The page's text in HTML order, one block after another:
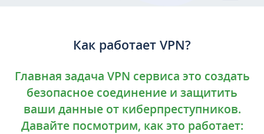
Как работает VPN?
Главная задача VPN сервиса это создать
безопасное соединение и защитить
ваши данные от киберпреступников.
Давайте посмотрим, как это работает: